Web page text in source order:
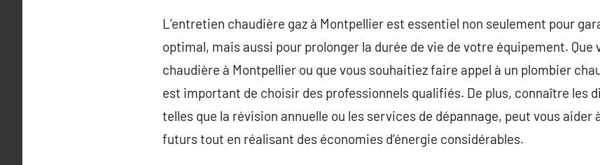
L’entretien chaudière gaz à Montpellier est essentiel non seulement pour
optimal, mais aussi pour prolonger la durée de vie de votre équipement. Que
chaudière à Montpellier ou que vous souhaitiez faire appel à un plombier
est important de choisir des professionnels qualifiés. De plus, connaître les
telles que la révision annuelle ou les services de dépannage, peut vous
futurs tout en réalisant des économies d’énergie considérables.